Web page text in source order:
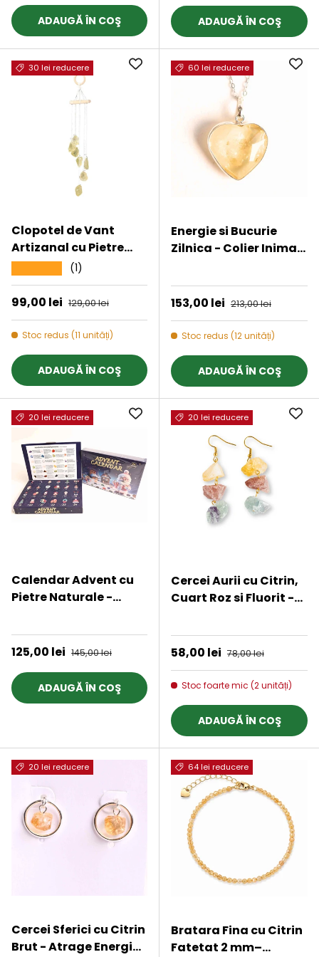
7 chakreADAUGĂ ÎN COŞ ADAUGĂ ÎN COŞ
30 lei reducere
Clopotel de Vant
Artizanal cu Pietre
Semipretioase de
Citrin - Armonie si
Eleganta in Casa Ta
(1)
Preț de vânzare
99,00 lei Preț obișnuit
129,00 lei
Stoc redus (11 unități)
ADAUGĂ ÎN COŞ
60 lei reducere
Energie si Bucurie
Zilnica - Colier Inima
Preț de vânzare
153,00 lei Preț obișnuit
213,00 lei
Stoc redus (12 unități)
ADAUGĂ ÎN COŞ
20 lei reducere
Calendar Advent cu
Pietre Naturale -
Craciun
Preț de vânzare
125,00 lei Preț obișnuit
145,00 lei
ADAUGĂ ÎN COŞ
20 lei reducere
Cercei Aurii cu Citrin,
Cuart Roz si Fluorit -
Unicitate
Preț de vânzare
58,00 lei Preț obișnuit
78,00 lei
Stoc foarte mic (2 unități)
ADAUGĂ ÎN COŞ
20 lei reducere
Cercei Sferici cu Citrin
Brut - Atrage Energie
64 lei reducere
Bratara Fina cu Citrin
Fatetat 2 mm–